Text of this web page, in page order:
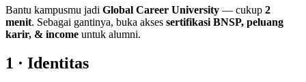
Bantu kampusmu jadi Global Career University — cukup 2
menit. Sebagai gantinya, buka akses sertifikasi BNSP, peluang
karir, & income untuk alumni.
1 · Identitas